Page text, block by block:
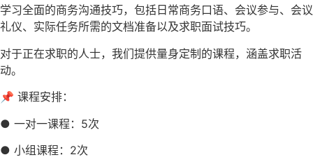
学习全面的商务沟通技巧，包括日常商务口语、会议参与、会议
礼仪、实际任务所需的文档准备以及求职面试技巧。
对于正在求职的人士，我们提供量身定制的课程，涵盖求职活
动。
📌 课程安排：
● 一对一课程：5次
● 小组课程：2次